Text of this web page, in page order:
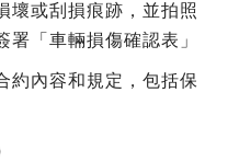
壞或刮損痕跡，並拍照
署「車輛損傷確認表」
約內容和規定，包括保